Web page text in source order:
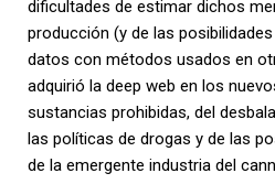
dificultades de estimar dichos
producción (y de las
datos con métodos usados en
adquirió la deep web en los
sustancias prohibidas, del
las políticas de drogas y de las
de la emergente industria del